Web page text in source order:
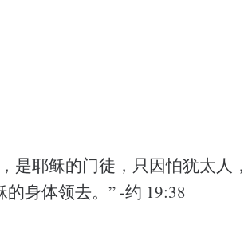
是耶稣的门徒，只因怕犹太人
身体领去。” -约 19:38